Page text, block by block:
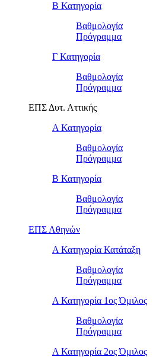
Β Κατηγορία
Βαθμολογία
Πρόγραμμα
Γ Κατηγορία
Βαθμολογία
Πρόγραμμα
ΕΠΣ Δυτ. Αττικής
Α Κατηγορία
Βαθμολογία
Πρόγραμμα
Β Κατηγορία
Βαθμολογία
Πρόγραμμα
ΕΠΣ Αθηνών
Α Κατηγορία Κατάταξη
Βαθμολογία
Πρόγραμμα
Α Κατηγορία 1ος Όμιλος
Βαθμολογία
Πρόγραμμα
Α Κατηγορία 2ος Όμιλος